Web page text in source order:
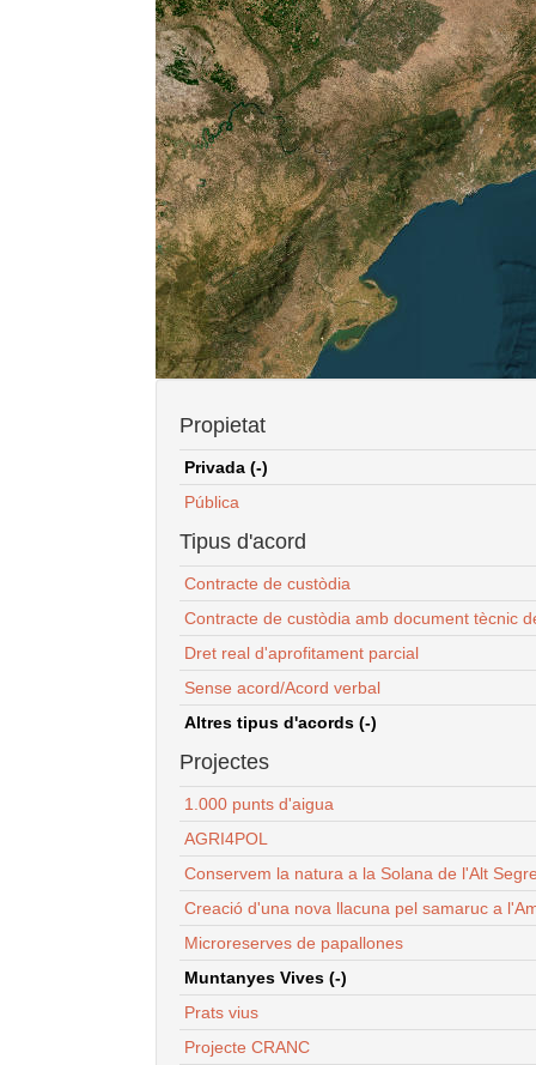
Propietat
Privada (-)
Pública
Tipus d'acord
Contracte de custòdia
Contracte de custòdia amb document tècnic
Dret real d'aprofitament parcial
Sense acord/Acord verbal
Altres tipus d'acords (-)
Projectes
1.000 punts d'aigua
AGRI4POL
Conservem la natura a la Solana de l'Alt
Creació d'una nova llacuna pel samaruc a
Microreserves de papallones
Muntanyes Vives (-)
Prats vius
Projecte CRANC